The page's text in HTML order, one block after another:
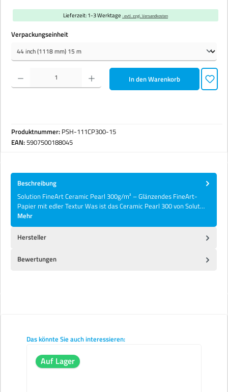
Lieferzeit: 1-3 Werktage · evtl. zzgl. Versandkosten
Verpackungseinheitauswählen
Produkt Anzahl: Gib den gewünschten Wert ein oder benutze die Schaltflächen um die Anzahl zu
In den Warenkorb
Produktnummer: PSH-111CP300-15
EAN:5907500188045
Beschreibung
Solution FineArt Ceramic Pearl 300g/m² – Glänzendes FineArt-
Papier mit edler Textur Was ist das Ceramic Pearl 300 von Solut…
Mehr
Hersteller
Bewertungen
Produktgalerie überspringen
Das könnte Sie auch interessieren:
Auf Lager